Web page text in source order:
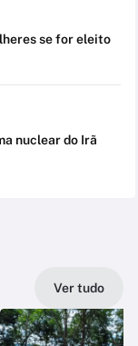
se for eleito
nuclear do Irã
Ver tudo